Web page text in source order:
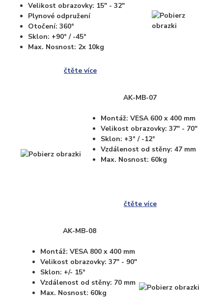
Velikost obrazovky: 15" - 32"
Plynové odpružení
Otočení: 360°
Sklon: +90° / -45°
Max. Nosnost: 2x 10kg
čtěte více
AK-MB-07
Montáž: VESA 600 x 400 mm
Velikost obrazovky: 37" - 70"
Sklon: +3° / -12°
Vzdálenost od stěny: 47 mm
Max. Nosnost: 60kg
čtěte více
AK-MB-08
Montáž: VESA 800 x 400 mm
Velikost obrazovky: 37" - 90"
Sklon: +/- 15°
Vzdálenost od stěny: 70 mm
Max. Nosnost: 60kg